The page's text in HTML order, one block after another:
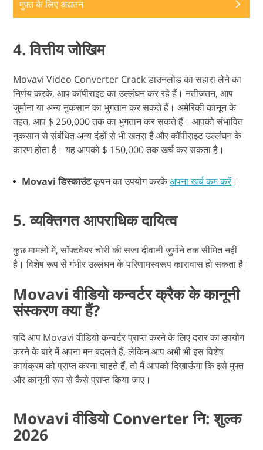
मुफ़्त के लिए अद्यतन
4. वित्तीय जोखिम
Movavi Video Converter Crack डाउनलोड का सहारा लेने का
निर्णय करके, आप कॉपीराइट का उल्लंघन कर रहे हैं। नतीजतन, आप
जुर्माना या अन्य नुकसान का भुगतान कर सकते हैं। अमेरिकी कानून के
तहत, आप $ 250,000 तक का भुगतान कर सकते हैं। आपको संभावित
नुकसान से संबंधित अन्य दंडों से भी खतरा है और कॉपीराइट उल्लंघन के
कारण होता है। यह आपको $ 150,000 तक खर्च कर सकता है।
Movavi डिस्काउंटकूपन का उपयोग करकेअपना खर्च कम करें।
5. व्यक्तिगत आपराधिक दायित्व
कुछ मामलों में, सॉफ्टवेयर चोरी की सजा दीवानी जुर्माने तक सीमित नहीं
है। विशेष रूप से गंभीर उल्लंघन के परिणामस्वरूप कारावास हो सकता है।
Movavi वीडियो कन्वर्टर क्रैक के कानूनी
संस्करण क्या हैं?
यदि आप Movavi वीडियो कन्वर्टर प्राप्त करने के लिए दरार का उपयोग
करने के बारे में अपना मन बदलते हैं, लेकिन आप अभी भी इस विशेष
कार्यक्रम को प्राप्त करना चाहते हैं, तो मैं आपको दिखाऊंगा कि इसे मुफ्त
और कानूनी रूप से कैसे प्राप्त किया जाए।
Movavi वीडियो Converter नि: शुल्क
2026